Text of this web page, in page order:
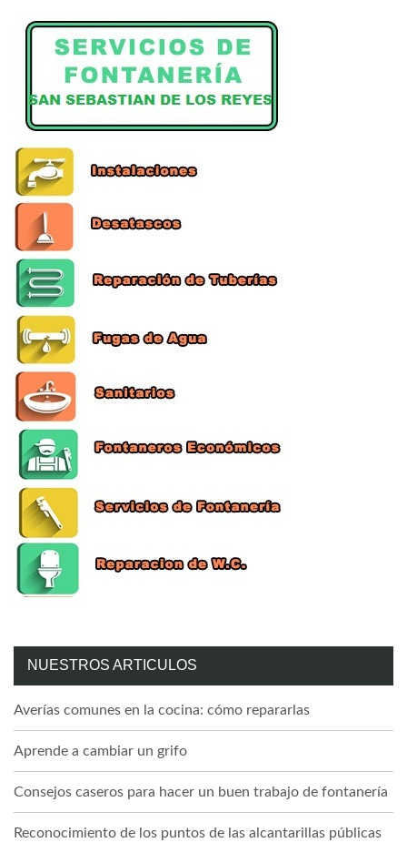
NUESTROS ARTICULOS
Averías comunes en la cocina: cómo repararlas
Aprende a cambiar un grifo
Consejos caseros para hacer un buen trabajo de fontanería
Reconocimiento de los puntos de las alcantarillas públicas